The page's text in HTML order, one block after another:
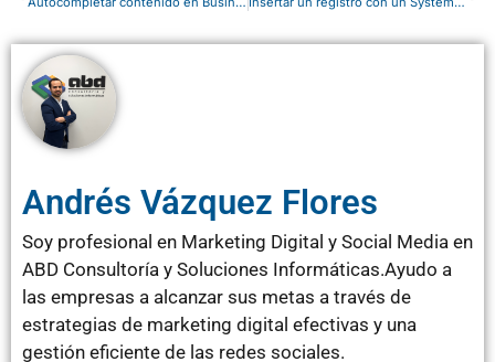
Andrés Vázquez Flores
Soy profesional en Marketing Digital y Social Media en
ABD Consultoría y Soluciones Informáticas.Ayudo a
las empresas a alcanzar sus metas a través de
estrategias de marketing digital efectivas y una
gestión eficiente de las redes sociales.